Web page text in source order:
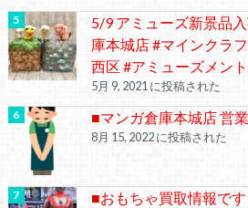
5/9 アミューズ新景品
庫本城店 #マインクラ
西区 #アミューズメント
5月 9, 2021 に投稿された
■マンガ倉庫本城店 営
8月 15, 2022 に投稿された
■おもちゃ買取情報で